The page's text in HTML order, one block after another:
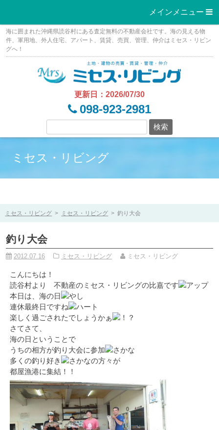
メインメニュー 
Skip
content
海に囲まれた沖縄県読谷村にある査定無料の不動産会社です。海の見える物
件、軍用地、外人住宅、アパート、賃貸、売買、管理、仲介はミセス・リビン
グへ！
更新日：2026/07/30
098-923-2981
ミセス・リビング
ミセス・リビング > ミセス・リビング > 釣り大会
釣り大会
2012.07.16 ミセス・リビング ミセス・リビング
こんにちは！
読谷村より 不動産のミセス・リビングの比嘉です
本日は、海の日
連休最終日ですね
楽しく過ごされたでしょうかぁ
さてさて、
海の日ということで
うちの相方が釣り大会に参加
多くの釣り好き
の方々が
都屋漁港に集結！！